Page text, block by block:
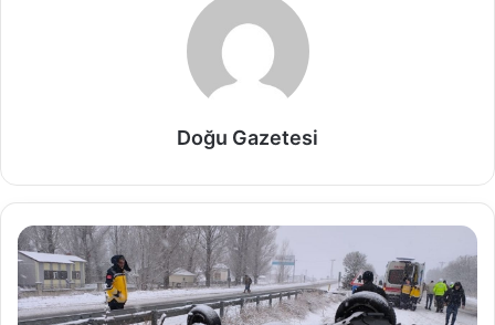
Doğu Gazetesi